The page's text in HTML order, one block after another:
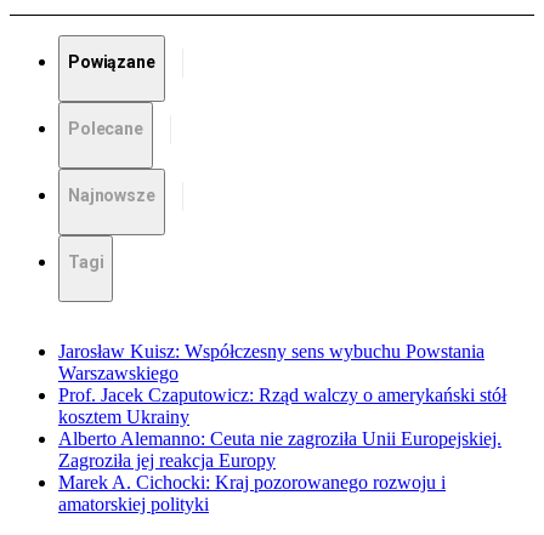
Powiązane
Polecane
Najnowsze
Tagi
Jarosław Kuisz: Współczesny sens wybuchu Powstania
Warszawskiego
Prof. Jacek Czaputowicz: Rząd walczy o amerykański stół
kosztem Ukrainy
Alberto Alemanno: Ceuta nie zagroziła Unii Europejskiej.
Zagroziła jej reakcja Europy
Marek A. Cichocki: Kraj pozorowanego rozwoju i
amatorskiej polityki